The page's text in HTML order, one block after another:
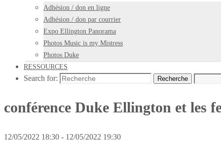
Adhésion / don en ligne
Adhésion / don par courrier
Expo Ellington Panorama
Photos Music is my Mistress
Photos Duke
RESSOURCES
Search for: Recherche
conférence Duke Ellington et les
12/05/2022 18:30 - 12/05/2022 19:30